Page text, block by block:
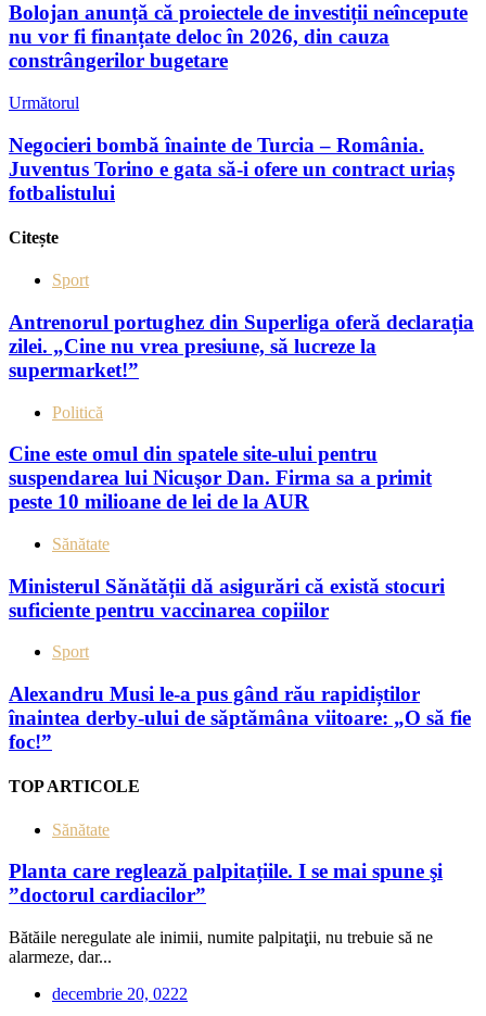
Bolojan anunță că proiectele de investiții neîncepute
nu vor fi finanțate deloc în 2026, din cauza
constrângerilor bugetare
Următorul
Negocieri bombă înainte de Turcia – România.
Juventus Torino e gata să-i ofere un contract uriaș
fotbalistului
Citește
Sport
Antrenorul portughez din Superliga oferă declarația
zilei. „Cine nu vrea presiune, să lucreze la
supermarket!”
Politică
Cine este omul din spatele site-ului pentru
suspendarea lui Nicuşor Dan. Firma sa a primit
peste 10 milioane de lei de la AUR
Sănătate
Ministerul Sănătății dă asigurări că există stocuri
suficiente pentru vaccinarea copiilor
Sport
Alexandru Musi le-a pus gând rău rapidiștilor
înaintea derby-ului de săptămâna viitoare: „O să fie
foc!”
TOP ARTICOLE
Sănătate
Planta care reglează palpitațiile. I se mai spune şi
”doctorul cardiacilor”
Bătăile neregulate ale inimii, numite palpitaţii, nu trebuie să ne
alarmeze, dar...
decembrie 20, 0222